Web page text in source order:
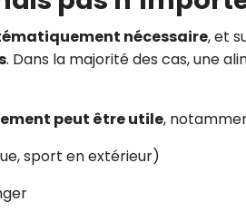
nécessaire, et
. Dans la majorité des cas, une
peut être utile,
sport en extérieur)